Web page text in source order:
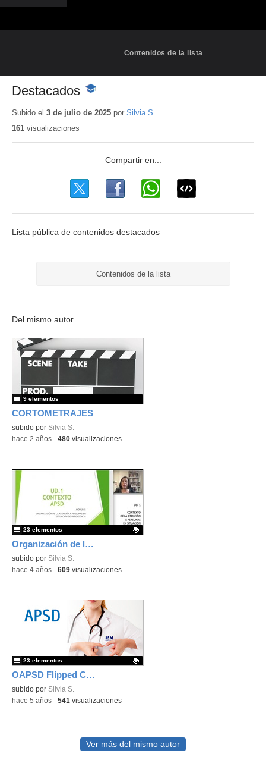
Contenidos de la lista
Destacados -
educativo
Subido el 3 de julio de 2025 por Silvia S.
161 visualizaciones
Lista pública de contenidos destacados
Contenidos de la lista
Del mismo autor…
CORTOMETRAJES
subido por Silvia S.
9 elementos
-hace 2 años - 480 visualizaciones
Organización de la Atención a Personas en Situación de Dependencia
Contenido educativo.
subido por Silvia S.
23 elementos
-hace 4 años - 609 visualizaciones
OAPSD Flipped Classroom - Videos
Contenido educativo.
subido por Silvia S.
23 elementos
-hace 5 años - 541 visualizaciones
Ver más del mismo autor